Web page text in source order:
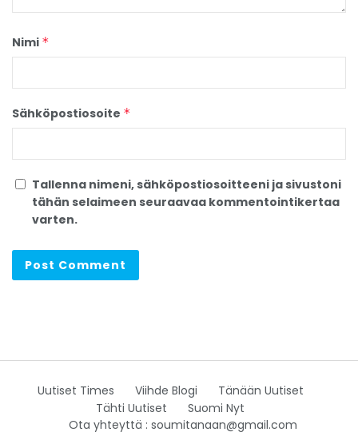
Nimi *
Sähköpostiosoite *
Tallenna nimeni, sähköpostiosoitteeni ja sivustoni
tähän selaimeen seuraavaa kommentointikertaa
varten.
Uutiset Times Viihde Blogi
Tänään Uutiset
Tähti Uutiset
Suomi Nyt
Ota yhteyttä : soumitanaan@gmail.com